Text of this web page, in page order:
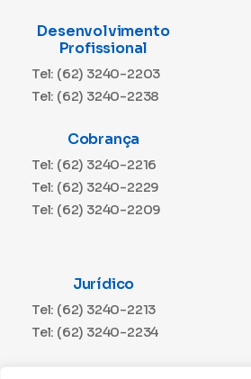
Desenvolvimento
Profissional
Tel: (62) 3240-2203
Tel: (62) 3240-2238
Cobrança
Tel: (62) 3240-2216
Tel: (62) 3240-2229
Tel: (62) 3240-2209
Jurídico
Tel: (62) 3240-2213
Tel: (62) 3240-2234